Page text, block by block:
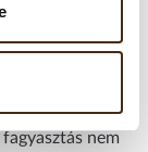
légmentesen
mivel
nem